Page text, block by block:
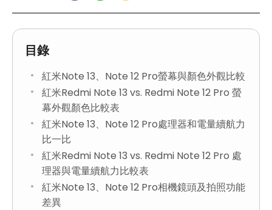
目錄
紅米Note 13、Note 12 Pro螢幕與顏色外觀比較
紅米Redmi Note 13 vs. Redmi Note 12 Pro 螢
幕外觀顏色比較表
紅米Note 13、Note 12 Pro處理器和電量續航力
比一比
紅米Redmi Note 13 vs. Redmi Note 12 Pro 處
理器與電量續航力比較表
紅米Note 13、Note 12 Pro相機鏡頭及拍照功能
差異